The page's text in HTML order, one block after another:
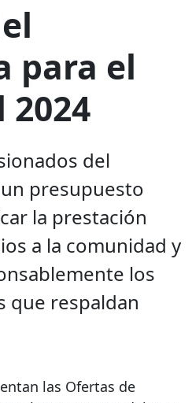
para el
2024
del
presupuesto
la prestación
a la comunidad y
los
que respaldan
las Ofertas de